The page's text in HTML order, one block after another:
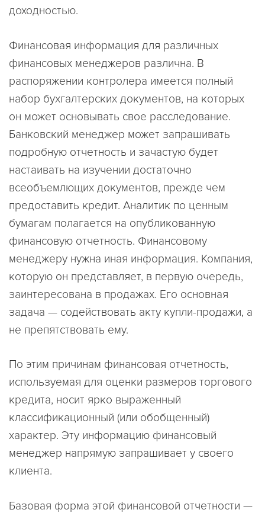
доходностью.
Финансовая информация для различных
финансовых менеджеров различна. В
распоряжении контролера имеется полный
набор бухгалтерских документов, на которых
он может основывать свое расследование.
Банковский менеджер может запрашивать
подробную отчетность и зачастую будет
настаивать на изучении достаточно
всеобъемлющих документов, прежде чем
предоставить кредит. Аналитик по ценным
бумагам полагается на опубликованную
финансовую отчетность. Финансовому
менеджеру нужна иная информация. Компания,
которую он представляет, в первую очередь,
заинтересована в продажах. Его основная
задача — содействовать акту купли-продажи, а
не препятствовать ему.
По этим причинам финансовая отчетность,
используемая для оценки размеров торгового
кредита, носит ярко выраженный
классификационный (или обобщенный)
характер. Эту информацию финансовый
менеджер напрямую запрашивает у своего
клиента.
Базовая форма этой финансовой отчетности —